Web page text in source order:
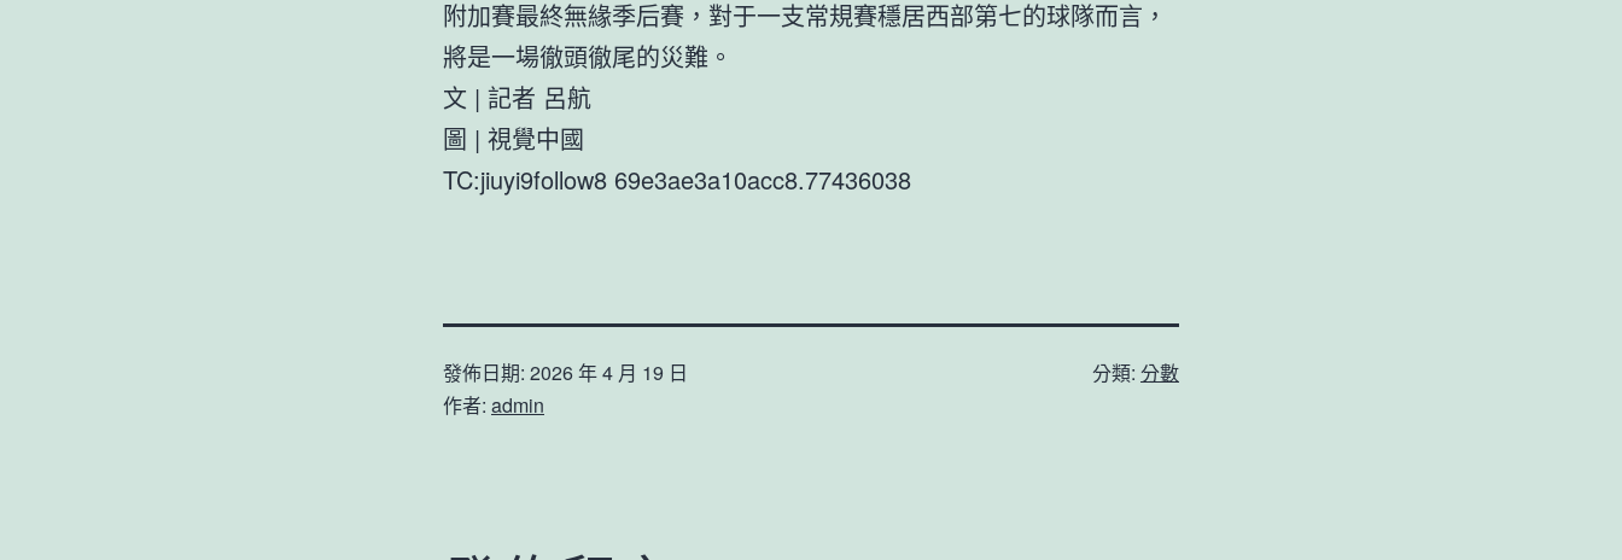
附加賽最終無緣季后賽，對于一支常規賽穩居西部第七的球隊而言，
將是一場徹頭徹尾的災難。
文 | 記者 呂航
圖 | 視覺中國
TC:jiuyi9follow8 69e3ae3a10acc8.77436038
發佈日期: 2026 年 4 月 19 日
作者: admin
分類: 分數